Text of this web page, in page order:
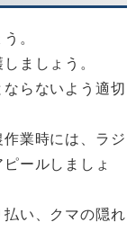
。
ましょう。
らないよう適切
業時には、ラジ
ールしましょ
払い、クマの隠れ